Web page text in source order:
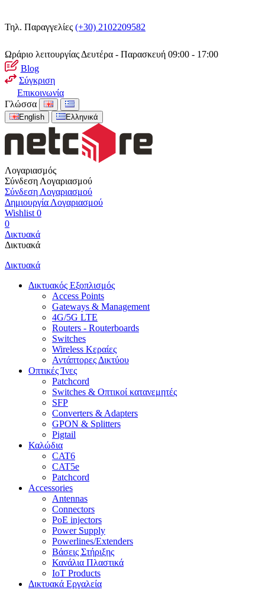
Τηλ. Παραγγελίες (+30) 2102209582
Ωράριο λειτουργίας Δευτέρα - Παρασκευή 09:00 - 17:00
Blog
Σύγκριση
Επικοινωνία
Γλώσσα
English Ελληνικά
Λογαριασμός
Σύνδεση Λογαριασμού
Σύνδεση Λογαριασμού
Δημιουργία Λογαριασμού
Wishlist 0
0
Δικτυακά
Δικτυακά
Δικτυακά
Δικτυακός Εξοπλισμός
Access Points
Gateways & Management
4G/5G LTE
Routers - Routerboards
Switches
Wireless Κεραίες
Αντάπτορες Δικτύου
Οπτικές Ίνες
Patchcord
Switches & Οπτικοί κατανεμητές
SFP
Converters & Adapters
GPON & Splitters
Pigtail
Καλώδια
CAT6
CAT5e
Patchcord
Accessories
Antennas
Connectors
PoE injectors
Power Supply
Powerlines/Extenders
Βάσεις Στήριξης
Κανάλια Πλαστικά
IoT Products
Δικτυακά Εργαλεία